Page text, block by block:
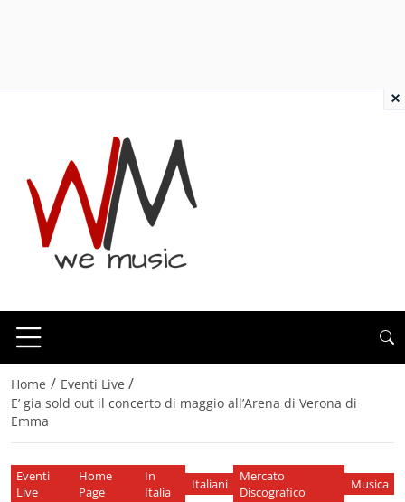
Home / Eventi Live /
E’ gia sold out il concerto di maggio all’Arena di Verona di
Emma
Eventi
Live
Home
Page
In
Italia
Italiani
Mercato
Discografico
Musica
×